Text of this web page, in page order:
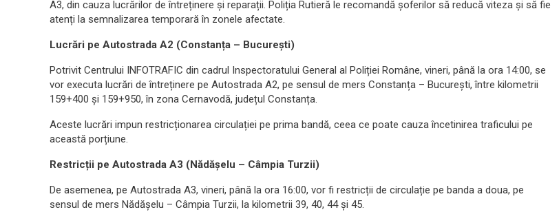
A3, din cauza lucrărilor de întreținere și reparații. Poliția Rutieră le recomandă șoferilor să reducă viteza și să fie
atenți la semnalizarea temporară în zonele afectate.
Lucrări pe Autostrada A2 (Constanța – București)
Potrivit Centrului INFOTRAFIC din cadrul Inspectoratului General al Poliției Române, vineri, până la ora 14:00, se
vor executa lucrări de întreținere pe Autostrada A2, pe sensul de mers Constanța – București, între kilometrii
159+400 și 159+950, în zona Cernavodă, județul Constanța.
Aceste lucrări impun restricționarea circulației pe prima bandă, ceea ce poate cauza încetinirea traficului pe
această porțiune.
Restricții pe Autostrada A3 (Nădășelu – Câmpia Turzii)
De asemenea, pe Autostrada A3, vineri, până la ora 16:00, vor fi restricții de circulație pe banda a doua, pe
sensul de mers Nădășelu – Câmpia Turzii, la kilometrii 39, 40, 44 și 45.